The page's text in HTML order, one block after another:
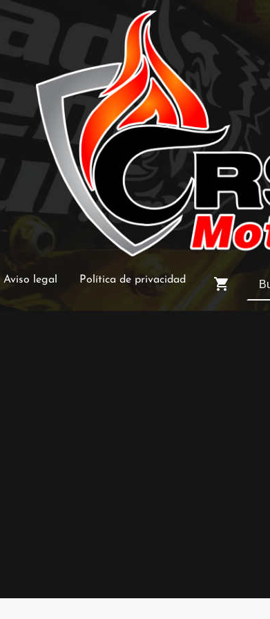
Aviso legal Política de privacidad